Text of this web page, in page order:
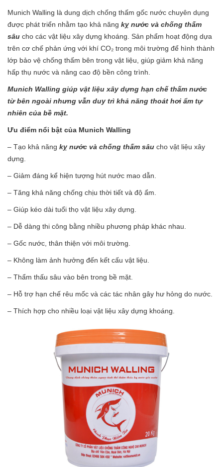
Munich Walling là dung dịch chống thấm gốc nước chuyên dụng
được phát triển nhằm tạo khả năng kỵ nước và chống thấm
sâu cho các vật liệu xây dựng khoáng. Sản phẩm hoạt động dựa
trên cơ chế phản ứng với khí CO₂ trong môi trường để hình thành
lớp bảo vệ chống thấm bên trong vật liệu, giúp giảm khả năng
hấp thụ nước và nâng cao độ bền công trình.
Munich Walling giúp vật liệu xây dựng hạn chế thấm nước
từ bên ngoài nhưng vẫn duy trì khả năng thoát hơi ẩm tự
nhiên của bề mặt.
Ưu điểm nổi bật của Munich Walling
– Tạo khả năng kỵ nước và chống thấm sâu cho vật liệu xây
dựng.
– Giảm đáng kể hiện tượng hút nước mao dẫn.
– Tăng khả năng chống chịu thời tiết và độ ẩm.
– Giúp kéo dài tuổi thọ vật liệu xây dựng.
– Dễ dàng thi công bằng nhiều phương pháp khác nhau.
– Gốc nước, thân thiện với môi trường.
– Không làm ảnh hưởng đến kết cấu vật liệu.
– Thẩm thấu sâu vào bên trong bề mặt.
– Hỗ trợ hạn chế rêu mốc và các tác nhân gây hư hỏng do nước.
– Thích hợp cho nhiều loại vật liệu xây dựng khoáng.